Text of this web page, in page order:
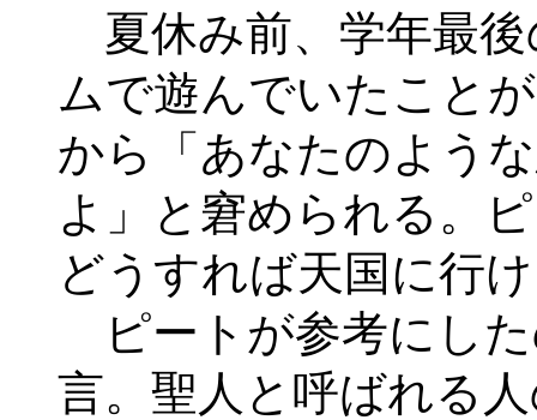
夏休み前、学年最
ムで遊んでいたこと
から「あなたのよう
よ」と窘められる。
どうすれば天国に行
ピートが参考にし
言。聖人と呼ばれる